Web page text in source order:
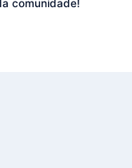
comunidade!